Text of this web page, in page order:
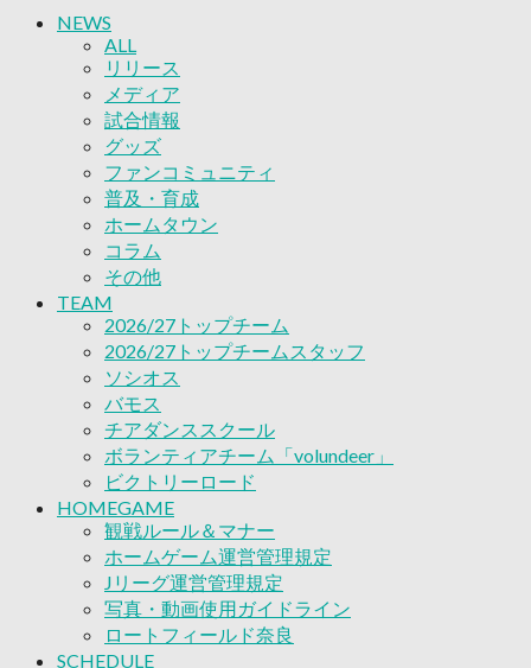
ボランティアチーム「volundeer」
ビクトリーロード
HOMEGAME
観戦ルール＆マナー
ホームゲーム運営管理規定
Jリーグ運営管理規定
写真・動画使用ガイドライン
ロートフィールド奈良
SCHEDULE
2026/27
練習見学時のファンサービスについて
TICKET
奈良クラブ明治安田J3リーグ2026/27シーズン試
合観戦チケット
奈良クラブ明治安田Ｊ3リーグ 2026/27シーズン
「鹿パス」
観戦ルール＆マナー
FANCOMMUNITY
2026/27ファンコミュニティ
サポートショップ
GOODS
オフィシャルストア（実店舗）
オンラインストア
ACADEMY
アカデミーについて
プロジェクト
NEWS
ALL
リリース
メディア
試合情報
グッズ
ファンコミュニティ
普及・育成
ホームタウン
コラム
その他
TEAM
2026/27トップチーム
2026/27トップチームスタッフ
ソシオス
バモス
チアダンススクール
ボランティアチーム「volundeer」
ビクトリーロード
HOMEGAME
観戦ルール＆マナー
ホームゲーム運営管理規定
Jリーグ運営管理規定
写真・動画使用ガイドライン
ロートフィールド奈良
SCHEDULE